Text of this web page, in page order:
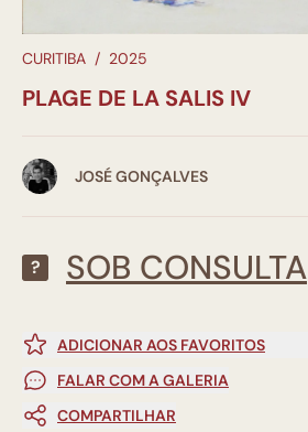
CURITIBA / 2025
PLAGE DE LA SALIS IV
JOSÉ GONÇALVES
? SOB CONSULTA
ADICIONAR AOS FAVORITOS
FALAR COM A GALERIA
COMPARTILHAR